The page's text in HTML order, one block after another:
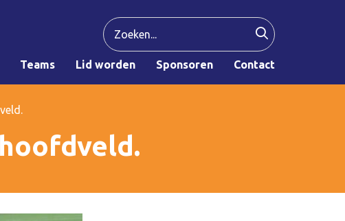
Teams Lid worden Sponsoren Contact